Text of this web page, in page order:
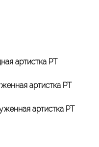
артистка РТ
артистка РТ
артистка РТ